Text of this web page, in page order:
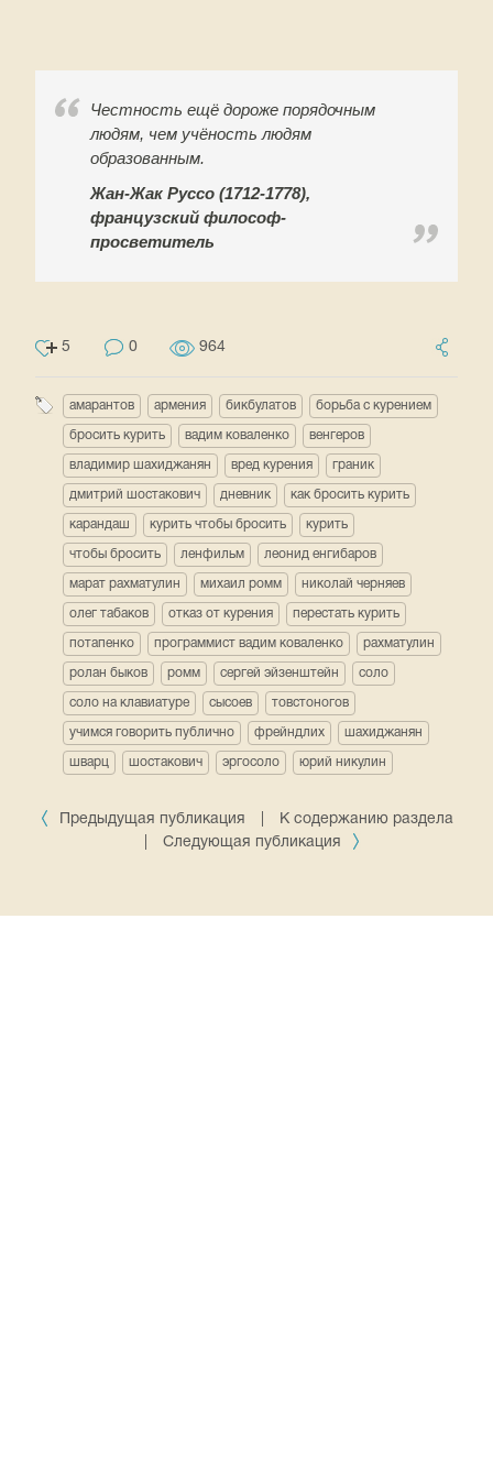
Честность ещё дороже порядочным
людям, чем учёность людям
образованным.
Жан-Жак Руссо (1712-1778),
французский философ-
просветитель
5 0 964
амарантов армения бикбулатов борьба с курением
бросить курить вадим коваленко венгеров
владимир шахиджанян вред курения граник
дмитрий шостакович дневник как бросить курить
карандаш курить чтобы бросить курить
чтобы бросить ленфильм леонид енгибаров
марат рахматулин михаил ромм николай черняев
олег табаков отказ от курения перестать курить
потапенко программист вадим коваленко рахматулин
ролан быков ромм сергей эйзенштейн соло
соло на клавиатуре сысоев товстоногов
учимся говорить публично фрейндлих шахиджанян
шварц шостакович эргосоло юрий никулин
Предыдущая публикация
К содержанию раздела
Следующая публикация